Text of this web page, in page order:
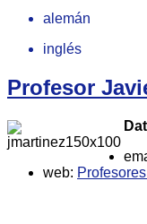
alemán
inglés
Profesor
web: